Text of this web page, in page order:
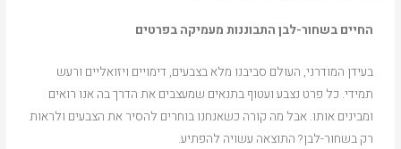
החיים בשחור-לבן התבוננות מעמיקה בפרטים
בעידן המודרני, העולם סביבנו מלא בצבעים, דימויים ויזואליים ורעש
תמידי. כל פרט נצבע ועטוף בתנאים שמעצבים את הדרך בה אנו רואים
ומבינים אותו. אבל מה קורה כשאנחנו בוחרים להסיר את הצבעים ולראות
רק בשחור-לבן? התוצאה עשויה להפתיע.